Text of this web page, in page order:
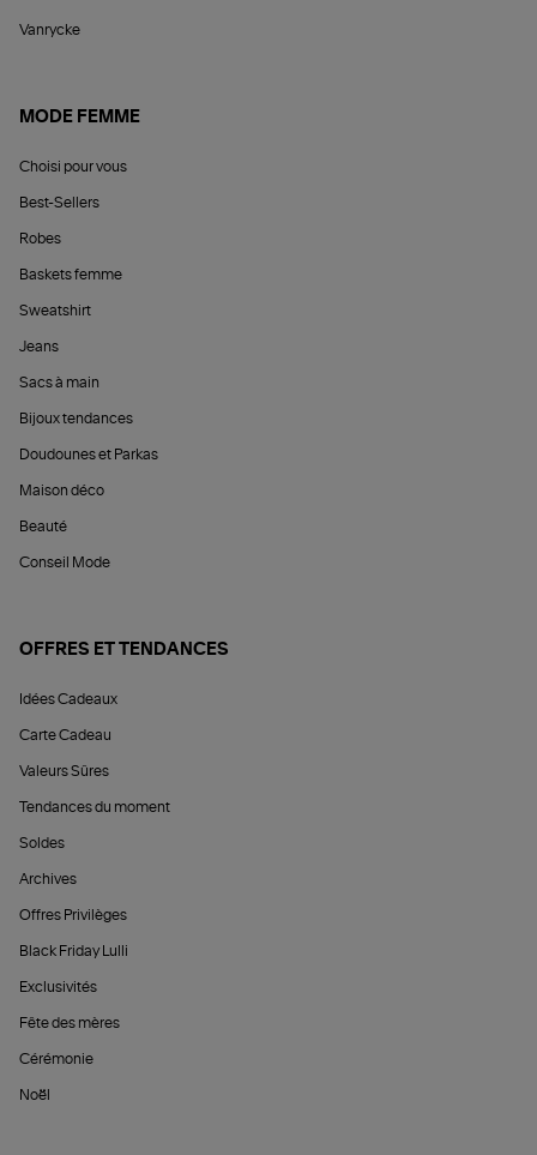
Vanrycke
MODE FEMME
Choisi pour vous
Best-Sellers
Robes
Baskets femme
Sweatshirt
Jeans
Sacs à main
Bijoux tendances
Doudounes et Parkas
Maison déco
Beauté
Conseil Mode
OFFRES ET TENDANCES
Idées Cadeaux
Carte Cadeau
Valeurs Sûres
Tendances du moment
Soldes
Archives
Offres Privilèges
Black Friday Lulli
Exclusivités
Fête des mères
Cérémonie
Noël